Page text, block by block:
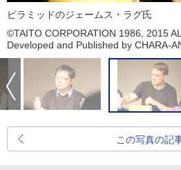
ピラミッドのジェームス・ラグ氏
©TAITO CORPORATION 1986, 2015
Developed and Published by CHARA-
この写真の記